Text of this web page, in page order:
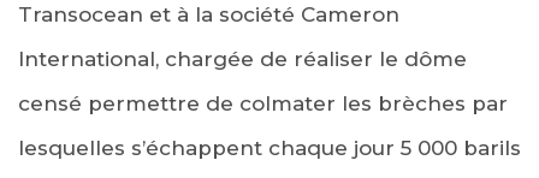
Transocean et à la société Cameron
International, chargée de réaliser le dôme
censé permettre de colmater les brèches par
lesquelles s’échappent chaque jour 5 000 barils